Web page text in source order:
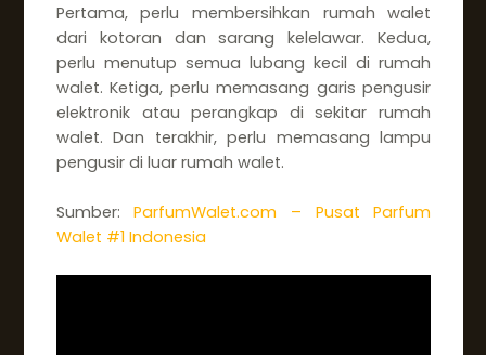
Pertama, perlu membersihkan rumah walet
dari kotoran dan sarang kelelawar. Kedua,
perlu menutup semua lubang kecil di rumah
walet. Ketiga, perlu memasang garis pengusir
elektronik atau perangkap di sekitar rumah
walet. Dan terakhir, perlu memasang lampu
pengusir di luar rumah walet.
Sumber:ParfumWalet.com – Pusat Parfum
Walet #1 Indonesia